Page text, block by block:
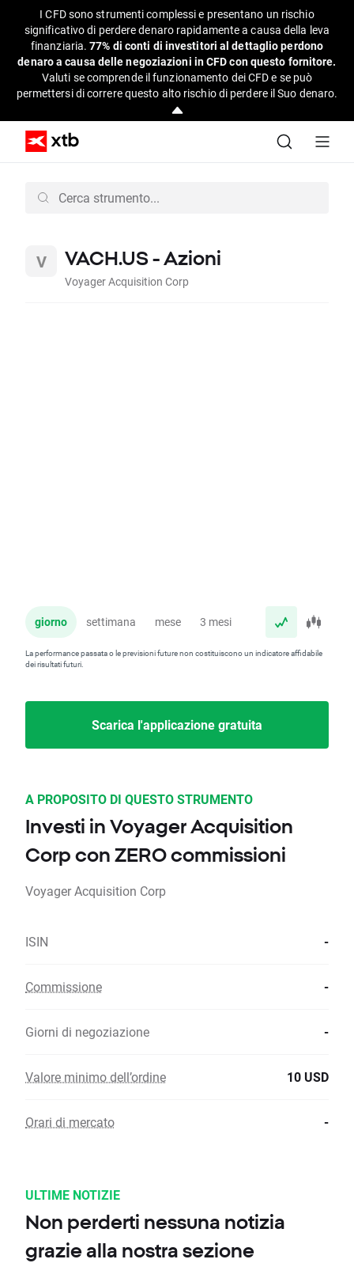
I CFD sono strumenti complessi e presentano un rischio
significativo di perdere denaro rapidamente a causa della leva
finanziaria.77% di conti di investitori al dettaglio perdono
denaro a causa delle negoziazioni in CFD con questo fornitore.
Valuti se comprende il funzionamento dei CFD e se può
permettersi di correre questo alto rischio di perdere il Suo denaro.
VACH.US - Azioni
Voyager Acquisition Corp
giorno settimana mese 3 mesi anno
La performance passata o le previsioni future non costituiscono un indicatore affidabile
dei risultati futuri.
Scarica l'applicazione gratuita
A PROPOSITO DI QUESTO STRUMENTO
Investi in Voyager Acquisition
Corp con ZERO commissioni
Voyager Acquisition Corp
ISIN -
Commissione -
Giorni di negoziazione -
Valore minimo dell’ordine 10 USD
Orari di mercato -
ULTIME NOTIZIE
Non perderti nessuna notizia
grazie alla nostra sezione